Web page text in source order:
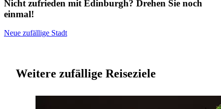
Nicht zufrieden mit Edinburgh? Drehen Sie noch
einmal!
Neue zufällige Stadt
Weitere zufällige Reiseziele